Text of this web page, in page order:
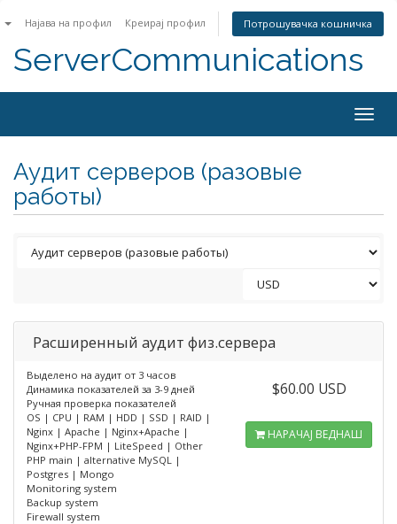
Најава на профил Креирај профил Потрошувачка кошничка
ServerCommunications
Аудит серверов (разовые
работы)
Расширенный аудит физ.сервера
Выделено на аудит от 3 часов
Динамика показателей за 3-9 дней
Ручная проверка показателей
OS | CPU | RAM | HDD | SSD | RAID |
Nginx | Apache | Nginx+Apache |
Nginx+PHP-FPM | LiteSpeed | Other
PHP main | alternative MySQL |
Postgres | Mongo
Monitoring system
Backup system
Firewall system
$60.00 USD
НАРАЧАЈ ВЕДНАШ